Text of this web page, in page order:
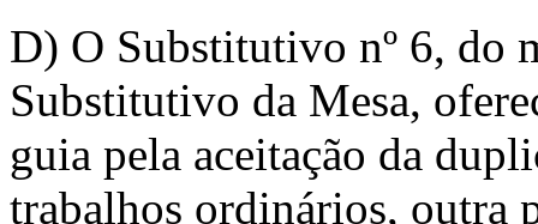
D) O Substitutivo nº 6, do
Substitutivo da Mesa,
guia pela aceitação da
trabalhos ordinários, outra